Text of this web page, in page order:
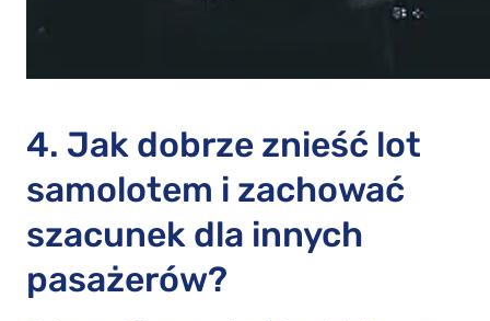
4. Jak dobrze znieść lot
samolotem i zachować
szacunek dla innych
pasażerów?